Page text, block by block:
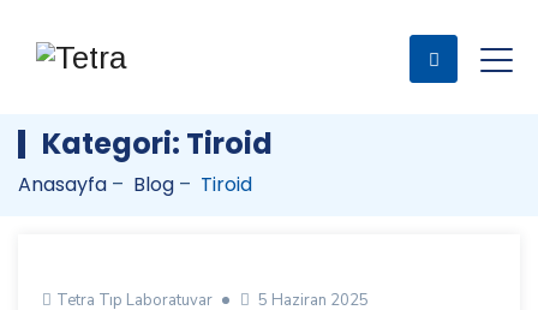
Kategori: Tiroid
Anasayfa – Blog – Tiroid
Tetra Tıp Laboratuvar 5 Haziran 2025